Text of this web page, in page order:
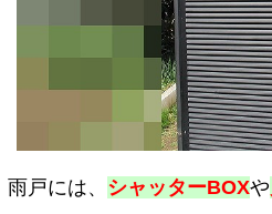
雨戸には、 シャッターBOXや